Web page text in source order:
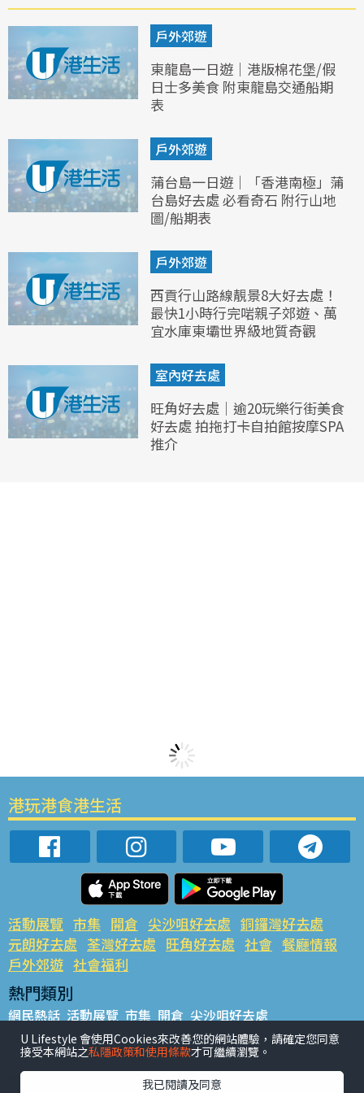
戶外郊遊
東龍島一日遊｜港版棉花堡/假
日士多美食 附東龍島交通船期
表
戶外郊遊
蒲台島一日遊｜「香港南極」蒲
台島好去處 必看奇石 附行山地
圖/船期表
戶外郊遊
西貢行山路線靚景8大好去處！
最快1小時行完啱親子郊遊、萬
宜水庫東壩世界級地質奇觀
室內好去處
旺角好去處｜逾20玩樂行街美食
好去處 拍拖打卡自拍館按摩SPA
推介
港玩港食港生活
活動展覽 市集 開倉 尖沙咀好去處 銅鑼灣好去處
元朗好去處 荃灣好去處 旺角好去處 社會 餐廳情報
戶外郊遊 社會福利
熱門類別
網民熱話 活動展覽 市集 開倉 尖沙咀好去處
銅鑼灣好去處 元朗好去處 荃灣好去處 旺角好去處 社會
餐廳情報 戶外郊遊
熱門標籤
U Lifestyle 會使用Cookies來改善您的網站體驗，請確定您同意
接受本網站之私隱政策和使用條款才可繼續瀏覽。
我已閱讀及同意